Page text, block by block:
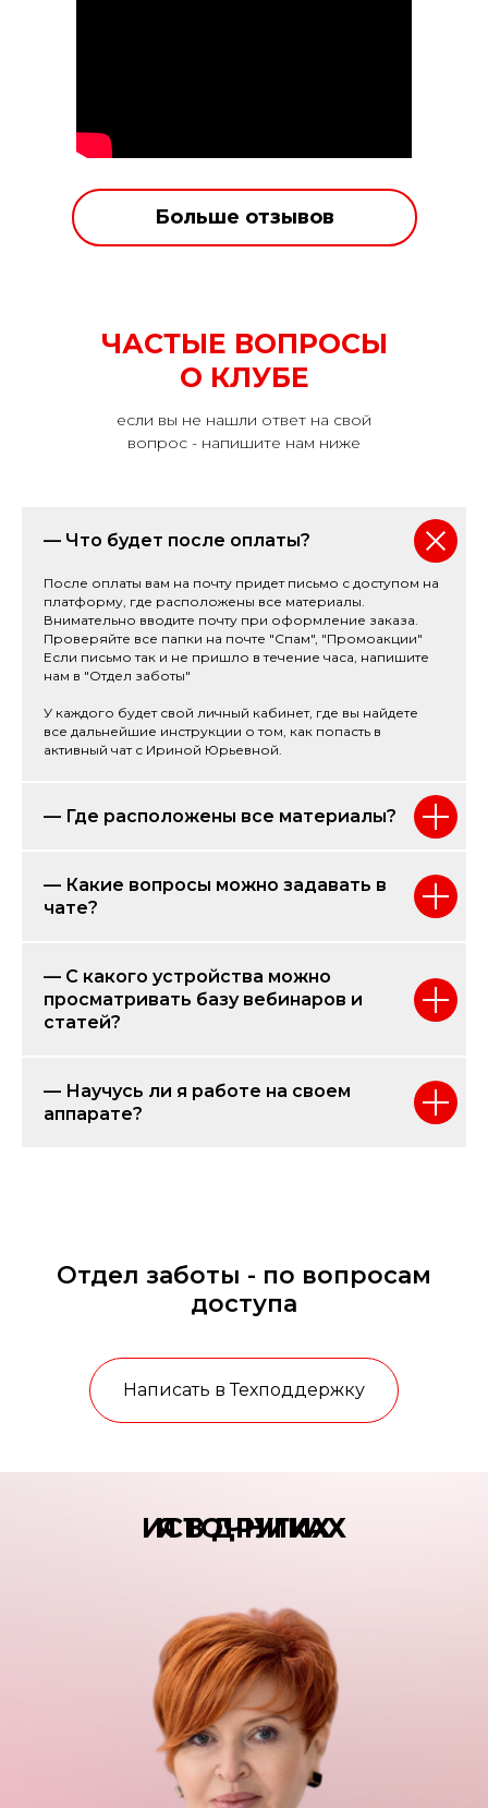
Больше отзывов
ЧАСТЫЕ ВОПРОСЫ
О КЛУБЕ
если вы не нашли ответ на свой
вопрос - напишите нам ниже
— Что будет после оплаты?
После оплаты вам на почту придет письмо с доступом на
платформу, где расположены все материалы.
Внимательно вводите почту при оформление заказа.
Проверяйте все папки на почте "Спам", "Промоакции"
Если письмо так и не пришло в течение часа, напишите
нам в "Отдел заботы"
У каждого будет свой личный кабинет, где вы найдете
все дальнейшие инструкции о том, как попасть в
активный чат с Ириной Юрьевной.
— Где расположены все материалы?
— Какие вопросы можно задавать в
чате?
— С какого устройства можно
просматривать базу вебинаров и
статей?
— Научусь ли я работе на своем
аппарате?
Отдел заботы - по вопросам
доступа
Написать в Техподдержку
Я В ДРУГИХ ИСТОЧНИКАХ